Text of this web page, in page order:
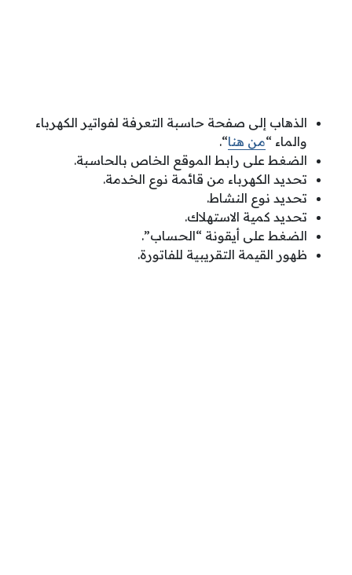
الذهاب إلى صفحة حاسبة التعرفة لفواتير الكهرباء
والماء “من هنا“.
الضغط على رابط الموقع الخاص بالحاسبة.
تحديد الكهرباء من قائمة نوع الخدمة.
تحديد نوع النشاط.
تحديد كمية الاستهلاك.
الضغط على أيقونة “الحساب”.
ظهور القيمة التقريبية للفاتورة.